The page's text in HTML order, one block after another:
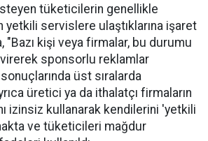
tüketicilerin genellikle
yetkili servislere ulaştıklarına işaret
"Bazı kişi veya firmalar, bu durumu
sponsorlu reklamlar
sonuçlarında üst sıralarda
üretici ya da ithalatçı firmaların
izinsiz kullanarak kendilerini 'yetkili
ve tüketicileri mağdur